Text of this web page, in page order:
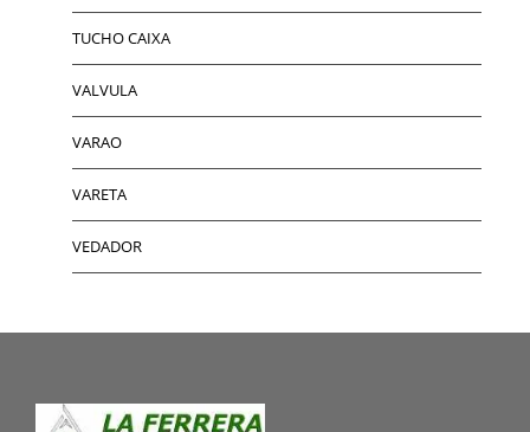
TUCHO CAIXA
VALVULA
VARAO
VARETA
VEDADOR